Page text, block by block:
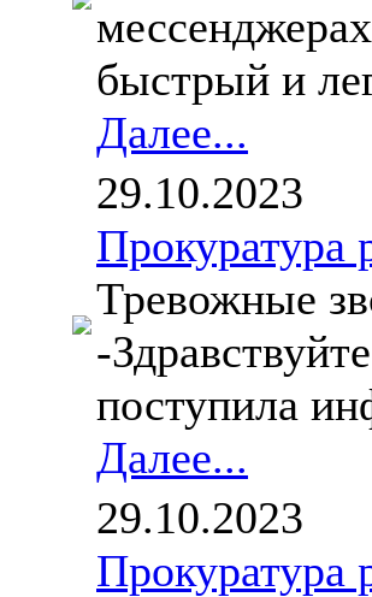
быстрый и
Далее...
29.10.2023
Прокуратура
Тревожные
-
поступила
Далее...
29.10.2023
Прокуратура